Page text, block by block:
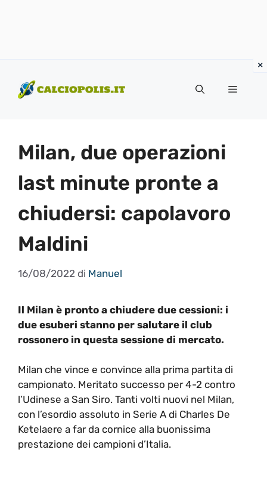
contenuto
Menu
Milan, due operazioni
last minute pronte a
chiudersi: capolavoro
Maldini
16/08/2022 di Manuel
Il Milan è pronto a chiudere due cessioni: i
due esuberi stanno per salutare il club
rossonero in questa sessione di mercato.
Milan che vince e convince alla prima partita di
campionato. Meritato successo per 4-2 contro
l’Udinese a San Siro. Tanti volti nuovi nel Milan,
con l’esordio assoluto in Serie A di Charles De
Ketelaere a far da cornice alla buonissima
prestazione dei campioni d’Italia.